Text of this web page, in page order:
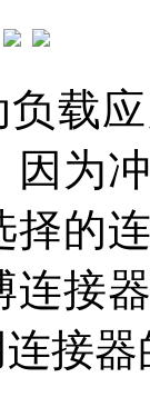
载
因为
择的
连接
接